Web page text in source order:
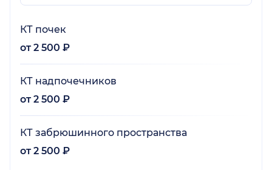
КТ почек
от 2 500 ₽
КТ надпочечников
от 2 500 ₽
КТ забрюшинного пространства
от 2 500 ₽